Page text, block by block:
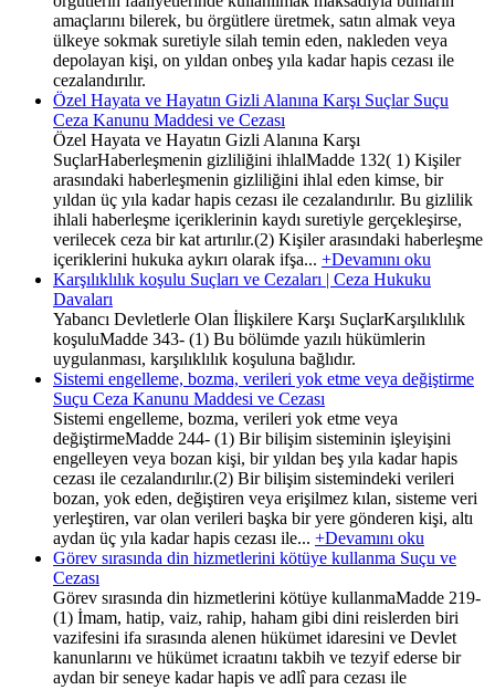
amaçlarını bilerek, bu örgütlere üretmek, satın almak veya
ülkeye sokmak suretiyle silah temin eden, nakleden veya
depolayan kişi, on yıldan onbeş yıla kadar hapis cezası ile
cezalandırılır.
Özel Hayata ve Hayatın Gizli Alanına Karşı Suçlar Suçu
Ceza Kanunu Maddesi ve Cezası
Özel Hayata ve Hayatın Gizli Alanına Karşı
SuçlarHaberleşmenin gizliliğini ihlalMadde 132( 1) Kişiler
arasındaki haberleşmenin gizliliğini ihlal eden kimse, bir
yıldan üç yıla kadar hapis cezası ile cezalandırılır. Bu gizlilik
ihlali haberleşme içeriklerinin kaydı suretiyle gerçekleşirse,
verilecek ceza bir kat artırılır.(2) Kişiler arasındaki haberleşme
içeriklerini hukuka aykırı olarak ifşa... +Devamını oku
Karşılıklılık koşulu Suçları ve Cezaları | Ceza Hukuku
Davaları
Yabancı Devletlerle Olan İlişkilere Karşı SuçlarKarşılıklılık
koşuluMadde 343- (1) Bu bölümde yazılı hükümlerin
uygulanması, karşılıklılık koşuluna bağlıdır.
Sistemi engelleme, bozma, verileri yok etme veya değiştirme
Suçu Ceza Kanunu Maddesi ve Cezası
Sistemi engelleme, bozma, verileri yok etme veya
değiştirmeMadde 244- (1) Bir bilişim sisteminin işleyişini
engelleyen veya bozan kişi, bir yıldan beş yıla kadar hapis
cezası ile cezalandırılır.(2) Bir bilişim sistemindeki verileri
bozan, yok eden, değiştiren veya erişilmez kılan, sisteme veri
yerleştiren, var olan verileri başka bir yere gönderen kişi, altı
aydan üç yıla kadar hapis cezası ile... +Devamını oku
Görev sırasında din hizmetlerini kötüye kullanma Suçu ve
Cezası
Görev sırasında din hizmetlerini kötüye kullanmaMadde 219-
(1) İmam, hatip, vaiz, rahip, haham gibi dini reislerden biri
vazifesini ifa sırasında alenen hükümet idaresini ve Devlet
kanunlarını ve hükümet icraatını takbih ve tezyif ederse bir
aydan bir seneye kadar hapis ve adlî para cezası ile